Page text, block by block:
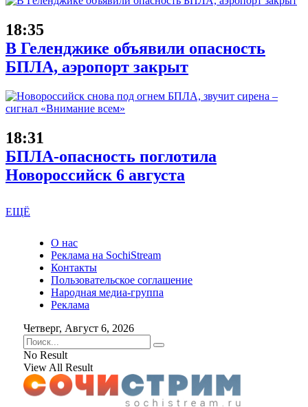
18:35
В Геленджике объявили опасность
БПЛА, аэропорт закрыт
18:31
БПЛА-опасность поглотила
Новороссийск 6 августа
ЕЩЁ
О нас
Реклама на SochiStream
Контакты
Пользовательское соглашение
Народная медиа-группа
Реклама
Четверг, Август 6, 2026
No Result
View All Result